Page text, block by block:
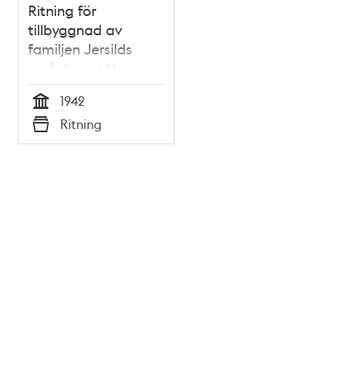
Ritning för
tillbyggnad av
familjen Jersilds
småstuga i Norra
Ängby 1942
Tid
1942
Typ
Ritning